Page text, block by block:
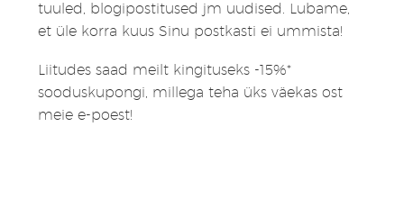
tuuled, blogipostitused jm uudised. Lubame,
et üle korra kuus Sinu postkasti ei ummista!
Liitudes saad meilt kingituseks -15%*
sooduskupongi, millega teha üks väekas ost
meie e-poest!